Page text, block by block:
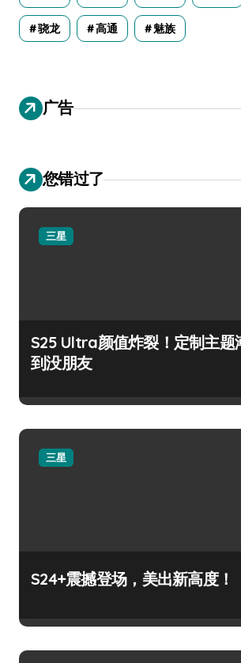
骁龙 高通 魅族
广告
您错过了
三星
S25 Ultra颜值炸裂！定制主题
到没朋友
三星
S24+震撼登场，美出新高度！